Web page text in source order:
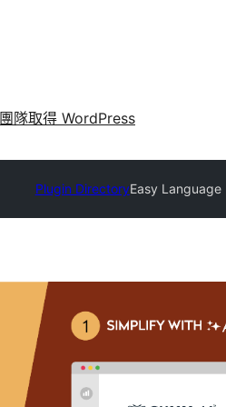
團隊取得 WordPress
Plugin DirectoryEasy Language